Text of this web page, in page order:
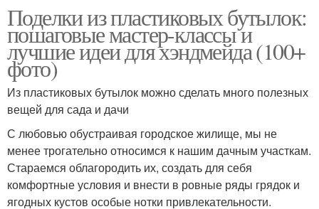
Поделки из пластиковых бутылок:
пошаговые мастер-классы и
лучшие идеи для хэндмейда (100+
фото)
Из пластиковых бутылок можно сделать много полезных
вещей для сада и дачи
С любовью обустраивая городское жилище, мы не
менее трогательно относимся к нашим дачным участкам.
Стараемся облагородить их, создать для себя
комфортные условия и внести в ровные ряды грядок и
ягодных кустов особые нотки привлекательности.